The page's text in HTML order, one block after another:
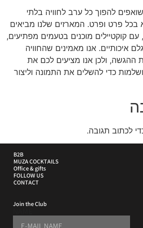
להפוך כל ערב לחוויה בלתי
פרט ופרט. המארזים שלנו מביאים
קוקטיילים מוכנים בטעמים מפתיעים,
איכותיים. אנו מאמינים שהחוויה
ולכן אנו מציעים לכם את
כדי להשלים את התמונה וליצור
לכתוב תגובה.
B2B
MUZA COCKTAILS
Office & gifts
FOLLOW US
CONTACT
Join the Club